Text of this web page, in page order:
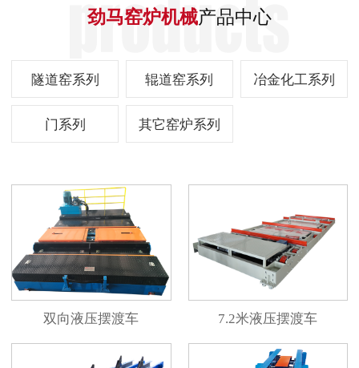
劲马窑炉机械产品中心
隧道窑系列 辊道窑系列 冶金化工系列
门系列 其它窑炉系列
双向液压摆渡车 7.2米液压摆渡车